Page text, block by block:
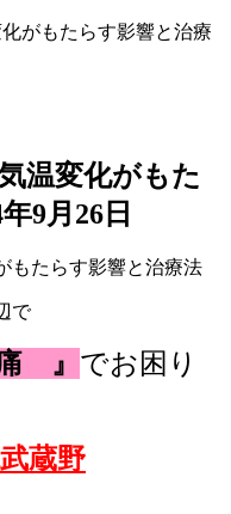
がもたらす影響と治療
温変化がもた
9月26日
で
』 でお困り
蔵野